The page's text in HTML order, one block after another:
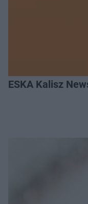
ESKA Kalisz